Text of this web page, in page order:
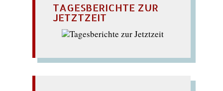
TAGESBERICHTE ZUR
JETZTZEIT